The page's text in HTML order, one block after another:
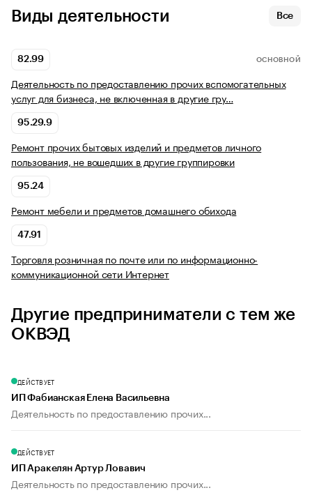
Виды деятельности Все
82.99 ОСНОВНОЙ
Деятельность по предоставлению прочих вспомогательных
услуг для бизнеса, не включенная в другие гру…
95.29.9
Ремонт прочих бытовых изделий и предметов личного
пользования, не вошедших в другие группировки
95.24
Ремонт мебели и предметов домашнего обихода
47.91
Торговля розничная по почте или по информационно-
коммуникационной сети Интернет
Другие предприниматели с тем же
ОКВЭД
ДЕЙСТВУЕТ
ИП Фабианская Елена Васильевна
Деятельность по предоставлению прочих...
ДЕЙСТВУЕТ
ИП Аракелян Артур Ловавич
Деятельность по предоставлению прочих...